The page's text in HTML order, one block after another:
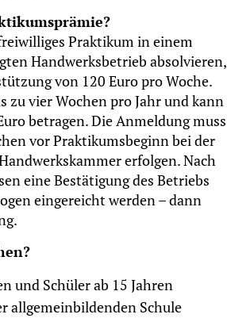
Praktikum in einem
Handwerksbetrieb absolvieren,
von 120 Euro pro Woche.
zu vier Wochen pro Jahr und kann
betragen. Die Anmeldung muss
vor Praktikumsbeginn bei der
erfolgen. Nach
eine Bestätigung des Betriebs
eingereicht werden – dann
und Schüler ab 15 Jahren
allgemeinbildenden Schule